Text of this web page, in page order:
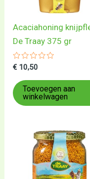
Acaciahoning
De Traay 375 gr
Gewaardeerd
uit
5
€ 10,50
Toevoegen aan
winkelwagen